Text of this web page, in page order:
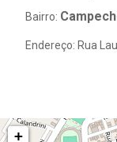
Bairro:
Endereço: Rua
+